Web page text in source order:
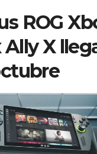
ROG
X